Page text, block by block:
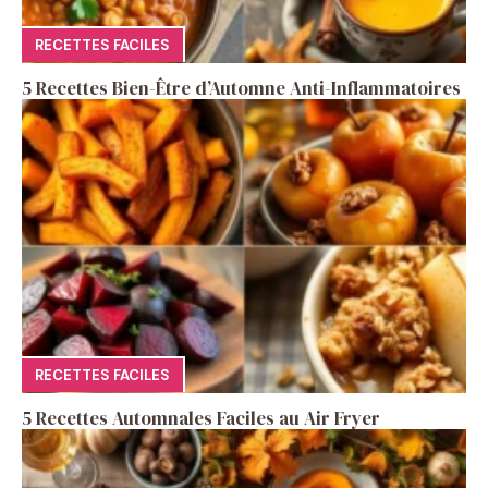
RECETTES FACILES
5 Recettes Bien-Être d’Automne Anti-Inflammatoires
RECETTES FACILES
5 Recettes Automnales Faciles au Air Fryer